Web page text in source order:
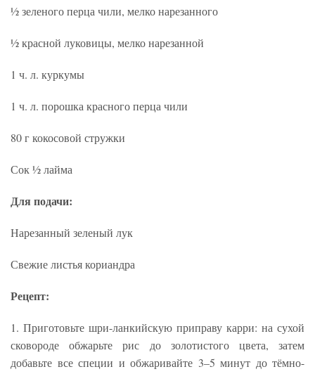
½ зеленого перца чили, мелко нарезанного
½ красной луковицы, мелко нарезанной
1 ч. л. куркумы
1 ч. л. порошка красного перца чили
80 г кокосовой стружки
Сок ½ лайма
Для подачи:
Нарезанный зеленый лук
Свежие листья кориандра
Рецепт:
1. Приготовьте шри-ланкийскую приправу карри: на сухой
сковороде обжарьте рис до золотистого цвета, затем
добавьте все специи и обжаривайте 3–5 минут до тёмно-